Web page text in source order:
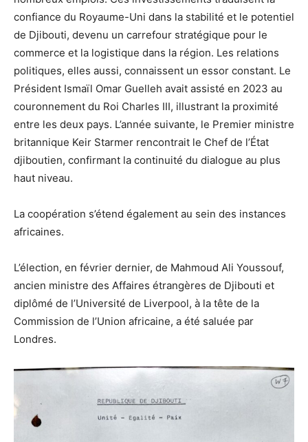
confiance du Royaume-Uni dans la stabilité et le potentiel
de Djibouti, devenu un carrefour stratégique pour le
commerce et la logistique dans la région. Les relations
politiques, elles aussi, connaissent un essor constant. Le
Président Ismaïl Omar Guelleh avait assisté en 2023 au
couronnement du Roi Charles III, illustrant la proximité
entre les deux pays. L’année suivante, le Premier ministre
britannique Keir Starmer rencontrait le Chef de l’État
djiboutien, confirmant la continuité du dialogue au plus
haut niveau.
La coopération s’étend également au sein des instances
africaines.
L’élection, en février dernier, de Mahmoud Ali Youssouf,
ancien ministre des Affaires étrangères de Djibouti et
diplômé de l’Université de Liverpool, à la tête de la
Commission de l’Union africaine, a été saluée par
Londres.